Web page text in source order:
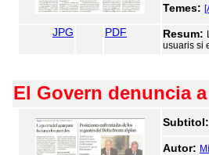
Temes:
JPG PDF Resum:
usuaris si
El Govern denuncia
Subtitol:
Autor: